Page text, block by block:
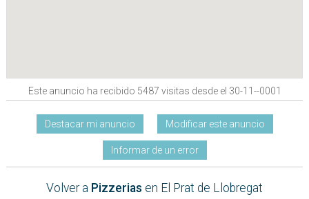
Este anuncio ha recibido 5487 visitas desde el 30-11--0001
Destacar mi anuncio Modificar este anuncio
Informar de un error
Volver a Pizzerias en El Prat de Llobregat